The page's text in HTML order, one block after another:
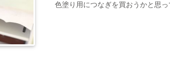
色塗り用につなぎを買おうかと思っ